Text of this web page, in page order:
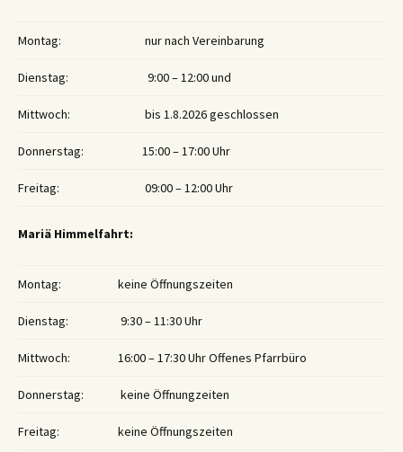
Montag: nur nach Vereinbarung
Dienstag: 9:00 – 12:00 und
Mittwoch: bis 1.8.2026 geschlossen
Donnerstag: 15:00 – 17:00 Uhr
Freitag: 09:00 – 12:00 Uhr
Mariä Himmelfahrt:
Montag: keine Öffnungszeiten
Dienstag: 9:30 – 11:30 Uhr
Mittwoch: 16:00 – 17:30 Uhr Offenes Pfarrbüro
Donnerstag: keine Öffnungzeiten
Freitag: keine Öffnungszeiten